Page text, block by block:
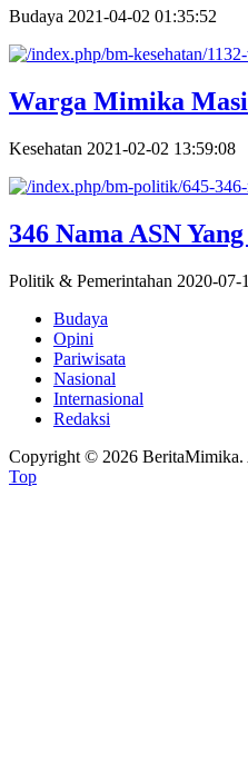
Budaya 2021-04-02 01:35:52
Warga Mimika
Kesehatan 2021-02-02 13:59:08
346 Nama ASN
Politik & Pemerintahan 2020-07-
Budaya
Opini
Pariwisata
Nasional
Internasional
Redaksi
Copyright © 2026 BeritaMimika.
Top